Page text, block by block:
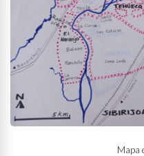
Mapa